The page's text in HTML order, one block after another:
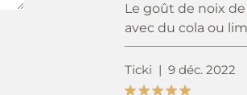
Le goût de noix
avec du cola ou
Ticki | 9 déc. 2022